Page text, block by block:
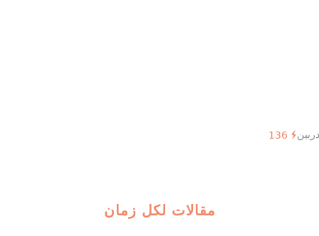
مقالات لكل زمان